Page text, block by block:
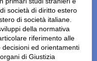
società di diritto estero
di società italiane.
della normativa
riferimento alle
ed orientamenti
di Giustizia